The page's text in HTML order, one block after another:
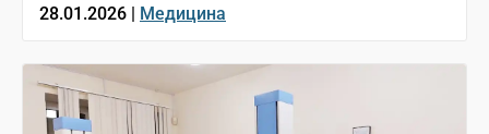
28.01.2026 | Медицина